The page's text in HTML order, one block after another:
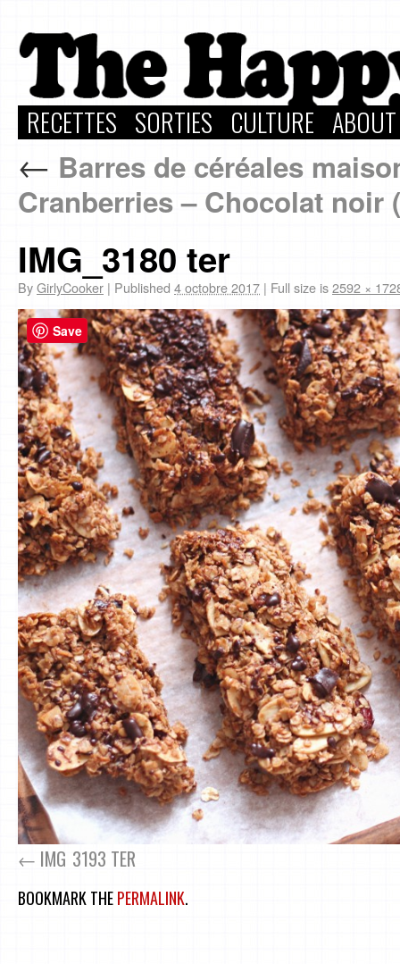
RECETTES SORTIES CULTURE
← Barres de céréales
Cranberries – Chocolat noir
IMG_3180 ter
ByGirlyCooker | Published 4 octobre 2017 | Full size is2592 ×
IMG_3193 TER
BOOKMARK THEPERMALINK.
Save